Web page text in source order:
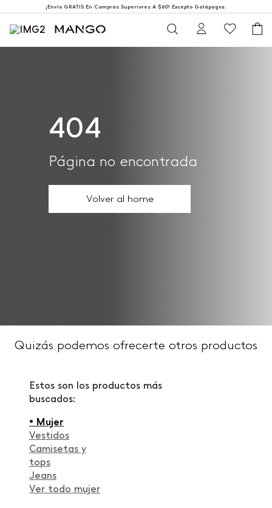
¡Envío GRATIS En Compras Superiores A $60! Excepto Galápagos.
404
Página no encontrada
Volver al home
Quizás podemos ofrecerte otros productos
Estos son los productos más
buscados:
• Mujer
Vestidos
Camisetas y
tops
Jeans
Ver todo mujer